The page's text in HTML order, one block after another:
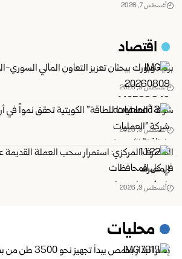
أغسطس 7, 2026
اقتصاد
برنية وبورك يبحثان تعزيز التعاون المالي السوري-
أغسطس 9, 2026
شركة “العمليات للطاقة” الكويتية تحقق نمواً في
أغسطس 9, 2026
المصرف المركزي: استمرار سحب العملة القديمة
في كل المحافظات ‏
أغسطس 9, 2026
محليات
إكثار البذار بحمص